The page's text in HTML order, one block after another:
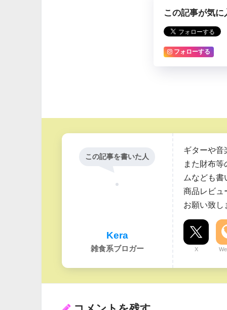
この記事が気
フォローする
この記事を書いた人
Kera
雑食系ブロガー
ギターや音
また財布
ムなども
商品レビュ
お願い致し
X